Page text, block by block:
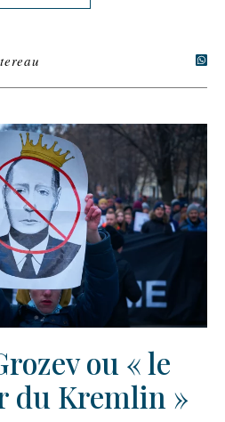
ou « le
du Kremlin »